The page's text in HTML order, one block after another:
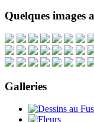
Quelques images
Galleries